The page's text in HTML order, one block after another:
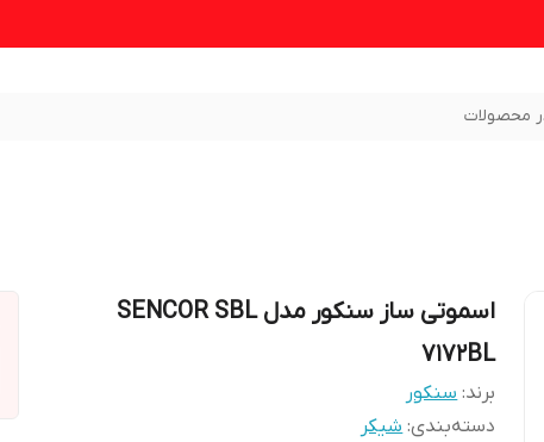
محصولات
اسموتی ساز سنکور مدل SENCOR SBL
7172BL
برند: سنکور
دسته‌بندی:شیکر